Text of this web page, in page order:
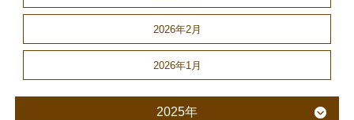
2026年2月
2026年1月
2025年